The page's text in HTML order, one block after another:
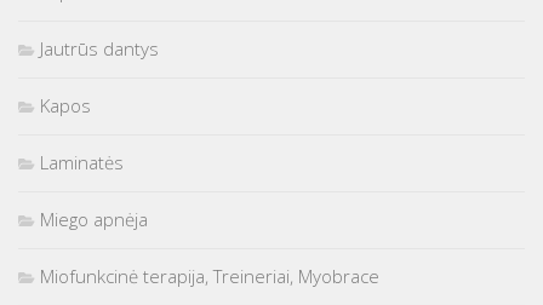
Jautrūs dantys
Kapos
Laminatės
Miego apnėja
Miofunkcinė terapija, Treineriai, Myobrace